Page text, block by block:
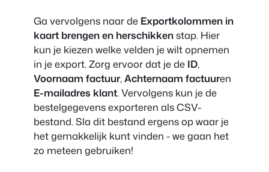
Ga vervolgens naar de Exportkolommen in
kaart brengen en herschikkenstap. Hier
kun je kiezen welke velden je wilt opnemen
in je export. Zorg ervoor dat je de ID,
Voornaam factuur,Achternaam factuuren
E-mailadres klant. Vervolgens kun je de
bestelgegevens exporteren als CSV-
bestand. Sla dit bestand ergens op waar je
het gemakkelijk kunt vinden - we gaan het
zo meteen gebruiken!